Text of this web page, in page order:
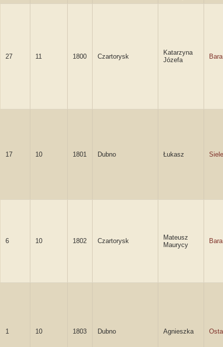
27 11 1800 Czartorysk
Katarzyna
Józefa
17 10 1801 Dubno Łukasz
6 10 1802 Czartorysk
Mateusz
Maurycy
1 10 1803 Dubno Agnieszka